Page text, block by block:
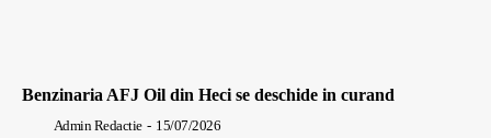
Benzinaria AFJ Oil din Heci se deschide in curand
Admin Redactie - 15/07/2026